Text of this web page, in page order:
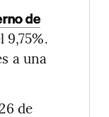
de
9,75%.
a una
de